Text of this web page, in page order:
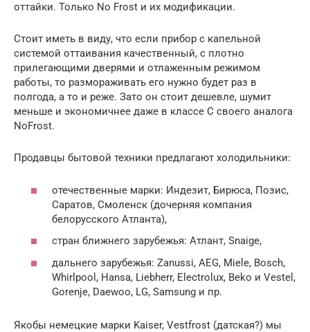
оттайки. Только No Frost и их модификации.
Стоит иметь в виду, что если прибор с капельной
системой оттаивания качественный, с плотно
прилегающими дверями и отлаженным режимом
работы, то размораживать его нужно будет раз в
полгода, а то и реже. Зато он стоит дешевле, шумит
меньше и экономичнее даже в классе С своего аналога
NoFrost.
Продавцы бытовой техники предлагают холодильники:
отечественные марки: Индезит, Бирюса, Позис,
Саратов, Смоленск (дочерняя компания
белорусского Атланта),
стран ближнего зарубежья: Атлант, Snaige,
дальнего зарубежья: Zanussi, AEG, Miele, Bosch,
Whirlpool, Hansa, Liebherr, Electrolux, Beko и Vestel,
Gorenje, Daewoo, LG, Samsung и пр.
Якобы немецкие марки Kaiser, Vestfrost (датская?) мы